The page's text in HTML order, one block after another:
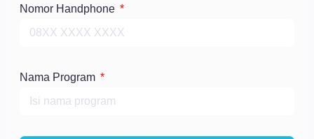
Nomor Handphone
Nama Program